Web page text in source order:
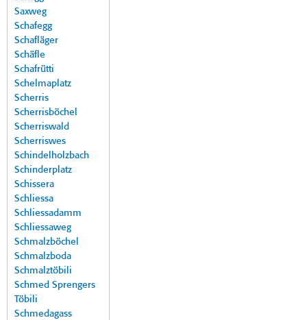
Saxweg
Schafegg
Schafläger
Schäfle
Schafrütti
Schelmaplatz
Scherris
Scherrisböchel
Scherriswald
Scherriswes
Schindelholzbach
Schinderplatz
Schissera
Schliessa
Schliessadamm
Schliessaweg
Schmalzböchel
Schmalzboda
Schmalztöbili
Schmed Sprengers
Töbili
Schmedagass